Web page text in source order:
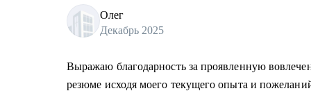
Олег
Декабрь 2025
Выражаю благодарность за проявленную
резюме исходя моего текущего опыта и